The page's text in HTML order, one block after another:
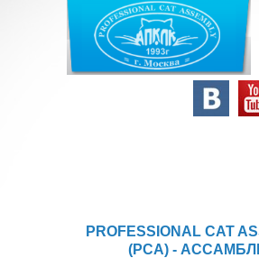
PROFESSIONAL CAT
(PCA) -